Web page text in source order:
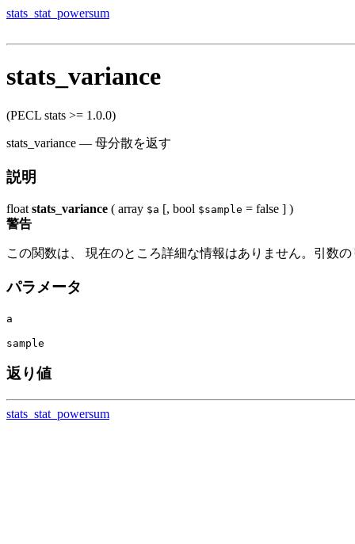
stats_stat_powersum
stats_variance
(PECL stats >= 1.0.0)
stats_variance — 母分散を返す
説明
float stats_variance ( array $a [, bool $sample = false ] )
警告
この関数は、 現在のところ詳細な情報はありません。引数
パラメータ
a
sample
返り値
stats_stat_powersum